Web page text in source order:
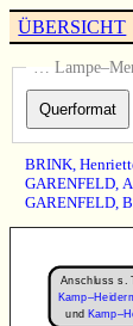
ÜBERSICHT
…
BRINK,
GARENFELD,
GARENFELD,
Anschluss s.
und